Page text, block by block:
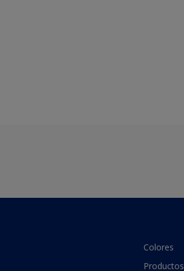
Colores
Productos